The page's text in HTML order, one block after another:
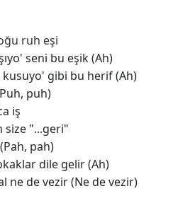
ruh eşi
seni bu eşik (Ah)
gibi bu herif (Ah)
puh)
iş
size "...geri"
pah)
dile gelir (Ah)
ne de vezir (Ne de vezir)